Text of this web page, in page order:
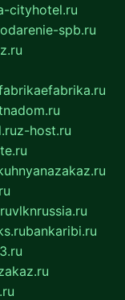
cityhotel.ru
spb.ru
z-host.ru
vlknrussia.ru
bankaribi.ru